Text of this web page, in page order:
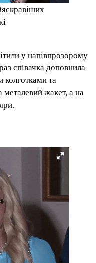
у напівпрозорому
співачка доповнила
колготками та
жакет, а на